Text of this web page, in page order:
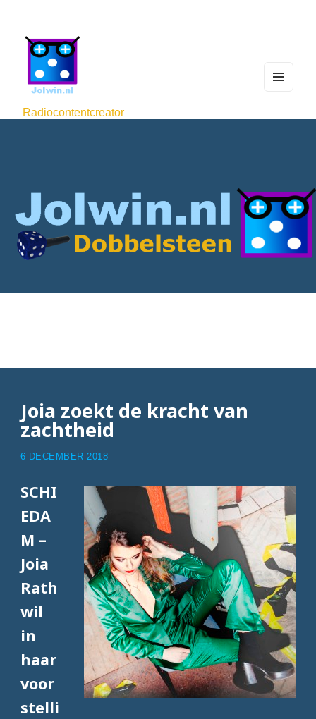
Radiocontentcreator
WIDG
Joia zoekt de kracht van
zachtheid
6 DECEMBER 2018
SCHI
EDA
M –
Joia
Rath
wil
in
haar
voor
stelli